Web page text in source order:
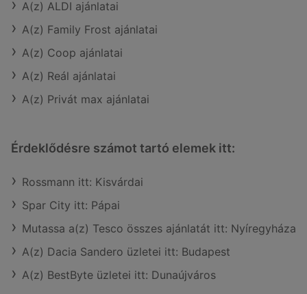
A(z) ALDI ajánlatai
A(z) Family Frost ajánlatai
A(z) Coop ajánlatai
A(z) Reál ajánlatai
A(z) Privát max ajánlatai
Érdeklődésre számot tartó elemek itt:
Rossmann itt: Kisvárdai
Spar City itt: Pápai
Mutassa a(z) Tesco összes ajánlatát itt: Nyíregyháza
A(z) Dacia Sandero üzletei itt: Budapest
A(z) BestByte üzletei itt: Dunaújváros